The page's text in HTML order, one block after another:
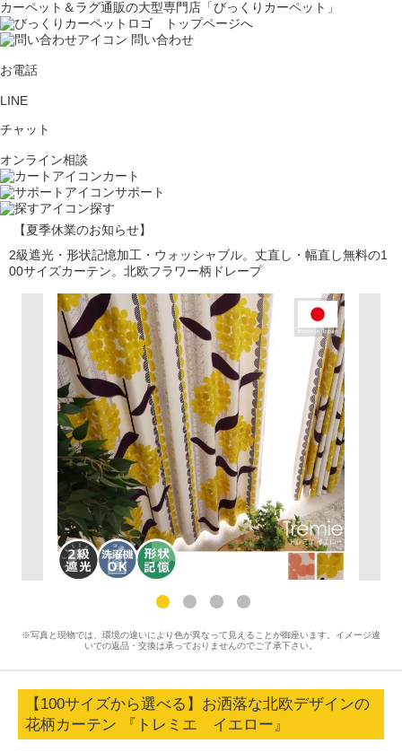
カーペット＆ラグ通販の大型専門店「びっくりカーペット」
問い合わせ
お電話
LINE
チャット
オンライン相談
カート
サポート
探す
【夏季休業のお知らせ】
2級遮光・形状記憶加工・ウォッシャブル。丈直し・幅直し無料の1
00サイズカーテン。北欧フラワー柄ドレープ
※写真と現物では、環境の違いにより色が異なって見えることが御座います。イメージ違
いでの返品・交換は承っておりませんのでご了承下さい。
【100サイズから選べる】お洒落な北欧デザインの
花柄カーテン 『トレミエ イエロー』